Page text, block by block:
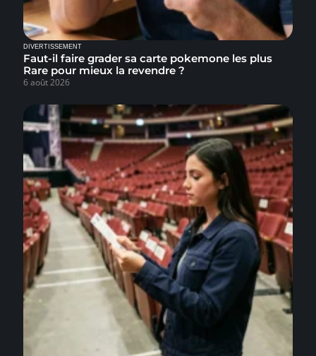
DIVERTISSEMENT
Faut-il faire grader sa carte pokemone les plus
Rare pour mieux la revendre ?
6 août 2026